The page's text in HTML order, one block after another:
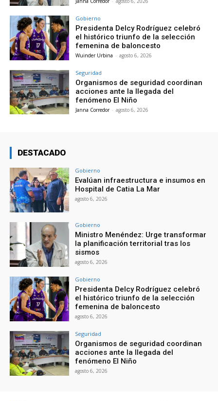
Gobierno
Presidenta Delcy Rodríguez celebró
el histórico triunfo de la selección
femenina de baloncesto
Wuinder Urbina - agosto 6, 2026
Seguridad
Organismos de seguridad coordinan
acciones ante la llegada del
fenómeno El Niño
Janna Corredor - agosto 6, 2026
DESTACADO
Gobierno
Evalúan infraestructura e insumos en
Hospital de Catia La Mar
agosto 6, 2026
Gobierno
Ministro Menéndez: Urge transformar
la planificación territorial tras los
sismos
agosto 6, 2026
Gobierno
Presidenta Delcy Rodríguez celebró
el histórico triunfo de la selección
femenina de baloncesto
agosto 6, 2026
Seguridad
Organismos de seguridad coordinan
acciones ante la llegada del
fenómeno El Niño
agosto 6, 2026